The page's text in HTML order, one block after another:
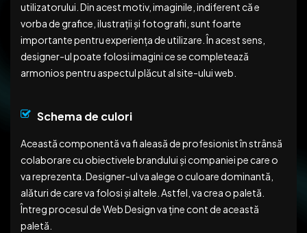
utilizatorului. Din acest motiv, imaginile, indiferent că e
vorba de grafice, ilustrații și fotografii, sunt foarte
importante pentru experiența de utilizare. În acest sens,
designer-ul poate folosi imagini ce se completează
armonios pentru aspectul plăcut al site-ului web.
Schema de culori
Această componentă va fi aleasă de profesionist în strânsă
colaborare cu obiectivele brandului și companiei pe care o
va reprezenta. Designer-ul va alege o culoare dominantă,
alături de care va folosi și altele. Astfel, va crea o paletă.
Întreg procesul de Web Design va ține cont de această
paletă.